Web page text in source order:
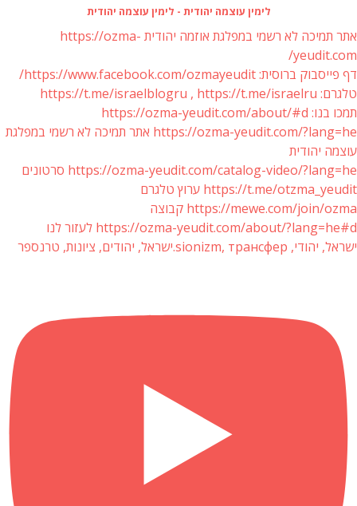
לימין עוצמה יהודית - לימין עוצמה יהודית
אתר תמיכה לא רשמי במפלגת אוזמה יהודית https://ozma-
yeudit.com/
דף פייסבוק ברוסית: https://www.facebook.com/ozmayeudit/
טלגרם: https://t.me/israelblogru , https://t.me/israelru
תמכו בנו: https://ozma-yeudit.com/about/#d
https://ozma-yeudit.com/?lang=he אתר תמיכה לא רשמי במפלגת
עוצמה יהודית
https://ozma-yeudit.com/catalog-video/?lang=he סרטונים
https://t.me/otzma_yeudit ערוץ טלגרם
https://mewe.com/join/ozma קבוצה
https://ozma-yeudit.com/about/?lang=he#d לעזור לנו
ישראל, יהודי, sionizm, трансфер.ישראל, יהודים, ציונות, טרנספר